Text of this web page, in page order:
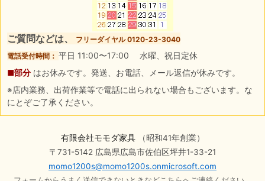
ご質問などは、
フリーダイヤル 0120-23-3040
電話受付時間： 平日 11:00〜17:00 水曜、祝日定休
■部分 はお休みです。発送、お電話、メール返信が休みです。
※店内業務、出荷作業等で電話に出られない場合もございます。な
にとぞご了承ください。
有限会社モモダ家具（昭和41年創業）
〒731-5142 広島県広島市佐伯区坪井1-33-21
momo1200s@momo1200s.onmicrosoft.com